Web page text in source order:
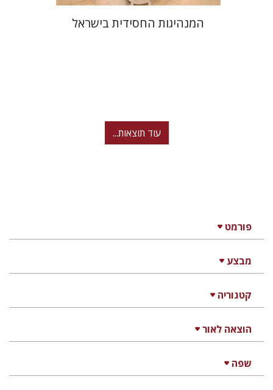
פורמט
מבצע
קטגוריה
הוצאה לאור
שפה
המנהיגות החסידית בישראל
עוד תוצאות...